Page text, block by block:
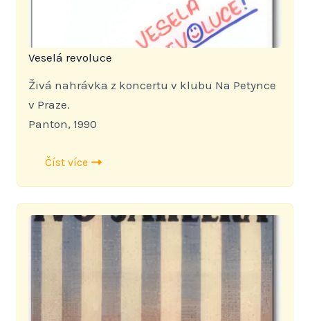
Veselá revoluce
Živá nahrávka z koncertu v klubu Na Petynce
v Praze.
Panton, 1990
Číst více